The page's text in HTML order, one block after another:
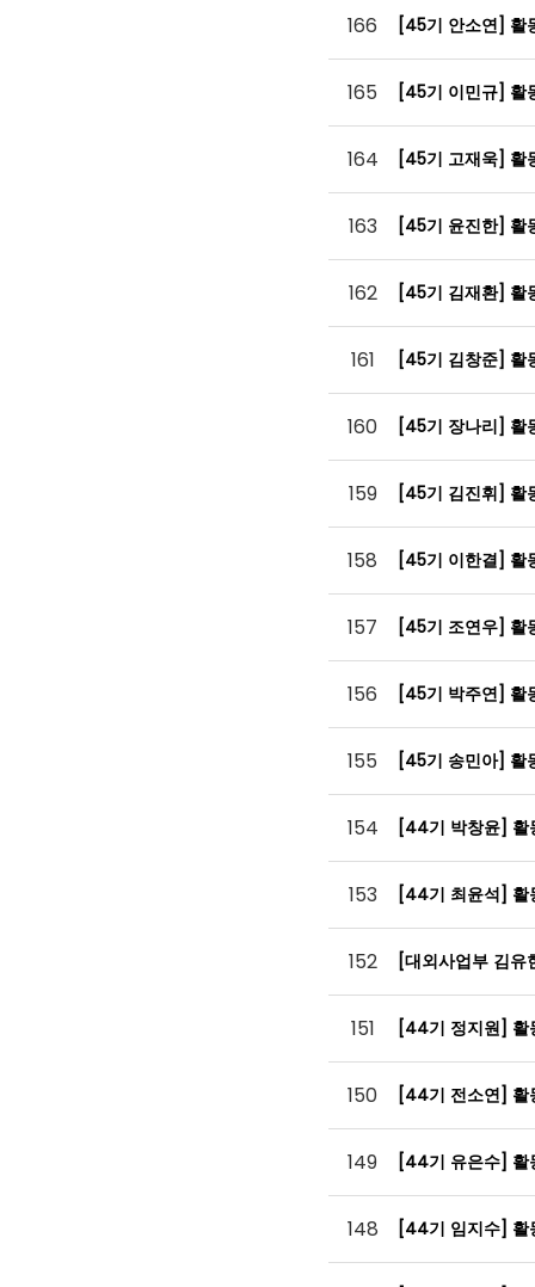
166 [45기 안소연] 활
165 [45기 이민규] 활
164 [45기 고재욱] 활
163 [45기 윤진한] 활
162 [45기 김재환] 활
161 [45기 김창준] 활
160 [45기 장나리] 활
159 [45기 김진휘] 활
158 [45기 이한결] 활
157 [45기 조연우] 활
156 [45기 박주연] 활
155 [45기 송민아] 활
154 [44기 박창윤]
153 [44기 최윤석]
152 [대외사업부 김
151 [44기 정지원]
150 [44기 전소연]
149 [44기 유은수]
148 [44기 임지수]